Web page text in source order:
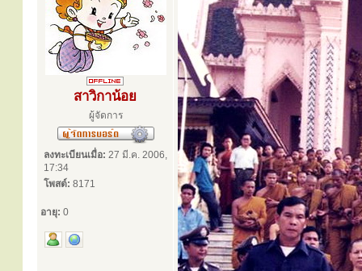
สาวิกาน้อย
ผู้จัดการ
ลงทะเบียนเมื่อ: 27 มี.ค. 2006,
17:34
โพสต์: 8171
อายุ: 0